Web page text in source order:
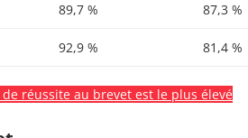
89,7 % 87,3 %
92,9 % 81,4 %
réussite au brevet est le plus élevé